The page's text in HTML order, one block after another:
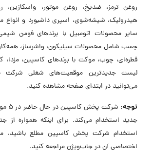
روغن ترمز، ضدیخ، روغن موتور، واسکازین،
هیدرولیک، شیشه‌شوی، اسپری داشبورد و
سایر محصولات اتومبیل با برندهای فومن
چسب شامل محصولات سیلیکون، واشرساز،
قطره‌ای، چوب، موکت با برندهای کاسپین،
لیست جدیدترین موقعیت‌های شغلی شرکت
می‌توانید در ابتدای صفحه مشاهده کنید.
توجه:
جدید استخدام می‌کند. برای اینکه همواره از
استخدام شرکت پخش کاسپین مطلع باشید،
اختصاصی آن در جاب‌ویژن مراجعه کنید.